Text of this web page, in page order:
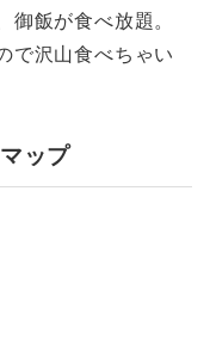
御飯が食べ放題。
で沢山食べちゃい
ップ